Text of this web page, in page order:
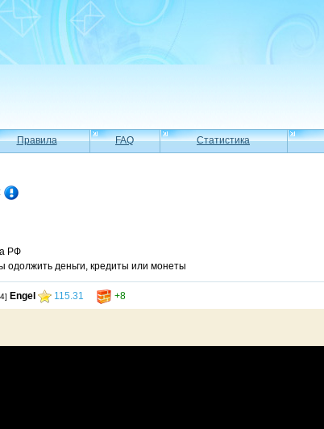
Правила FAQ Статистика
РФ
одолжить деньги, кредиты или монеты
Engel 115.31 +8